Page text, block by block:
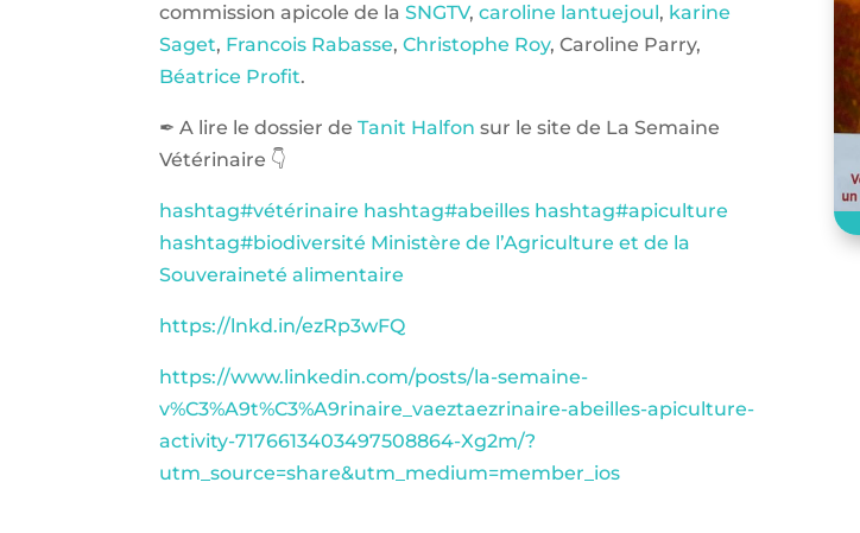
commission apicole de laSNGTV,caroline lantuejoul, karine
Saget, Francois Rabasse,Christophe Roy, Caroline Parry,
Béatrice Profit.
✒ A lire le dossier deTanit Halfon sur le site de La Semaine
Vétérinaire 👇
hashtag#vétérinaire hashtag#abeilles hashtag#apiculture
hashtag#biodiversité Ministère de l’Agriculture et de la
Souveraineté alimentaire
https://lnkd.in/ezRp3wFQ
https://www.linkedin.com/posts/la-semaine-
v%C3%A9t%C3%A9rinaire_vaeztaezrinaire-abeilles-apiculture-
activity-7176613403497508864-Xg2m/?
utm_source=share&utm_medium=member_ios